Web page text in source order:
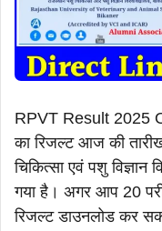
RPVT Result 2025
का रिजल्ट आज की
चिकित्सा एवं पशु विज्ञान
गया है। अगर आप 20
रिजल्ट डाउनलोड कर